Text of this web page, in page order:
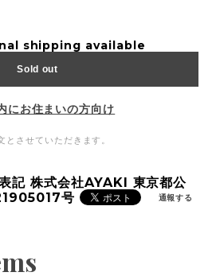
shipping available
Sold out
にお住まいの方向け
させていただきます。
記 株式会社AYAKI 東京都公
号
通報する